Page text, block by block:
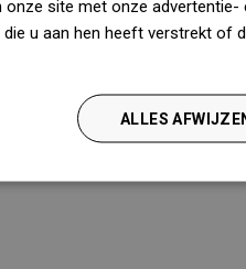
lange tijd van gebruik,
vochtigheidsniveau in de
site met onze advertentie-
u aan hen heeft verstrekt of
ALLES